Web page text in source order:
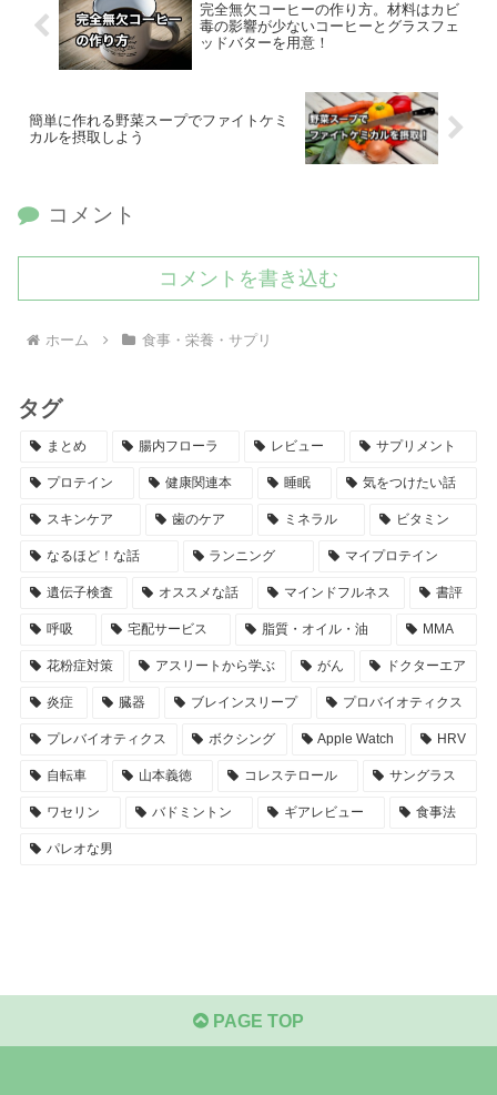
完全無欠コーヒーの作り方。材料はカビ
毒の影響が少ないコーヒーとグラスフェ
ッドバターを用意！
簡単に作れる野菜スープでファイトケミ
カルを摂取しよう
コメント
コメントを書き込む
ホーム 食事・栄養・サプリ
タグ
まとめ 腸内フローラ レビュー サプリメント
プロテイン 健康関連本 睡眠 気をつけたい話
スキンケア 歯のケア ミネラル ビタミン
なるほど！な話 ランニング マイプロテイン
遺伝子検査 オススメな話 マインドフルネス 書評
呼吸 宅配サービス 脂質・オイル・油 MMA
花粉症対策 アスリートから学ぶ がん ドクターエア
炎症 臓器 ブレインスリープ プロバイオティクス
プレバイオティクス ボクシング Apple Watch HRV
自転車 山本義徳 コレステロール サングラス
ワセリン バドミントン ギアレビュー 食事法
パレオな男
PAGE TOP